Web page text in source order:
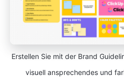
Erstellen Sie mit der Brand
visuell ansprechendes und